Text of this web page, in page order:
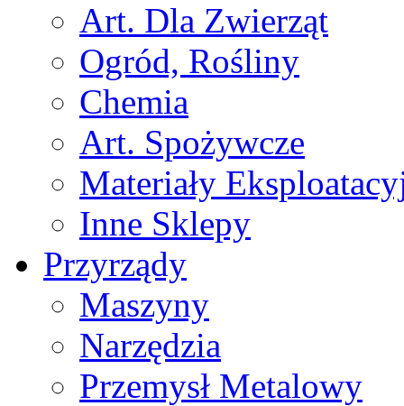
Art. Dla Zwierząt
Ogród, Rośliny
Chemia
Art. Spożywcze
Materiały
Inne Sklepy
Przyrządy
Maszyny
Narzędzia
Przemysł Metalowy